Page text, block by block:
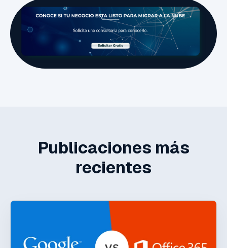
Publicaciones más
recientes